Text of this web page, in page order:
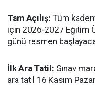
​Tam Açılış: Tüm
için 2026-2027 Eğitim
günü resmen
İlk Ara Tatil: Sınav
ara tatil 16 Kasım